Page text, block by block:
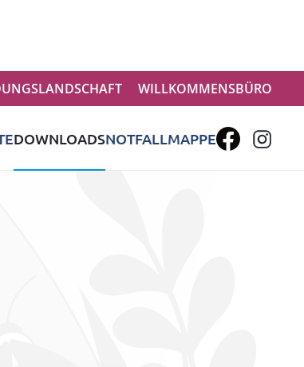
WILLKOMMENSBÜRO
DOWNLOADSNOTFALLMAPPE